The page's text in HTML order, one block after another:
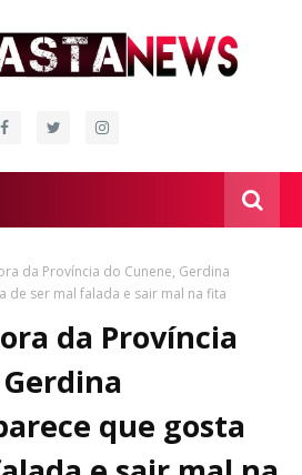
da Província do Cunene, Gerdina
de ser mal falada e sair mal na fita
da Província
que gosta